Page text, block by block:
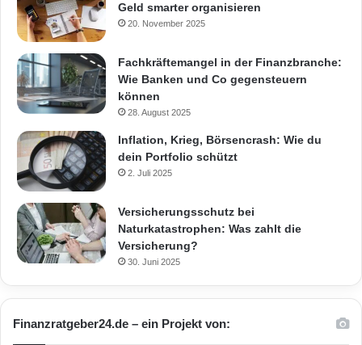
Geld smarter organisieren
20. November 2025
Fachkräftemangel in der Finanzbranche:
Wie Banken und Co gegensteuern
können
28. August 2025
Inflation, Krieg, Börsencrash: Wie du
dein Portfolio schützt
2. Juli 2025
Versicherungsschutz bei
Naturkatastrophen: Was zahlt die
Versicherung?
30. Juni 2025
Finanzratgeber24.de – ein Projekt von: